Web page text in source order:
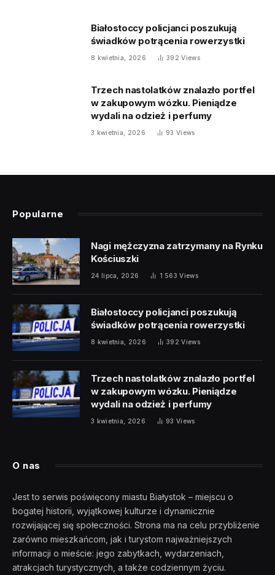
Białostoccy policjanci poszukują
świadków potrącenia rowerzystki
8 kwietnia, 2026 392Views
Trzech nastolatków znalazło portfel
w zakupowym wózku. Pieniądze
wydali na odzież i perfumy
3 kwietnia, 2026 93Views
Popularne
Nagi mężczyzna zatrzymany na Rynku
Kościuszki
24 lipca, 2026 1 563Views
Białostoccy policjanci poszukują
świadków potrącenia rowerzystki
8 kwietnia, 2026 392Views
Trzech nastolatków znalazło portfel
w zakupowym wózku. Pieniądze
wydali na odzież i perfumy
3 kwietnia, 2026 93Views
O nas
Jest to serwis poświęcony miastu Białystok – miejscu o
bogatej historii, wyjątkowej kulturze i dynamicznie
rozwijającej się społeczności. Strona ma na celu przybliżenie
zarówno mieszkańcom, jak i turystom najważniejszych
informacji o mieście: jego zabytkach, wydarzeniach,
atrakcjach turystycznych, a także codziennym życiu.